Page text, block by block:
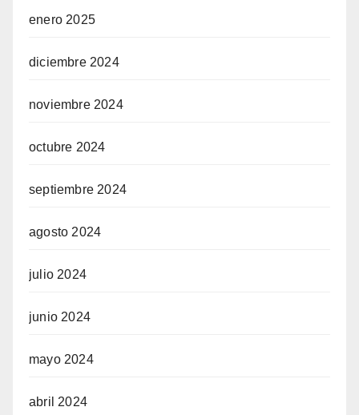
enero 2025
diciembre 2024
noviembre 2024
octubre 2024
septiembre 2024
agosto 2024
julio 2024
junio 2024
mayo 2024
abril 2024